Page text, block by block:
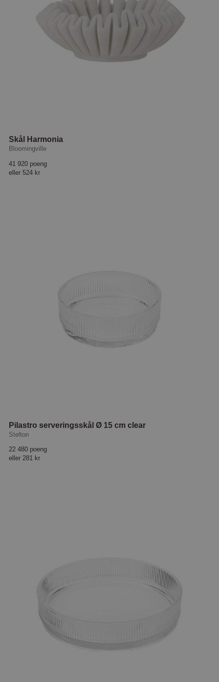
Skål Harmonia
Bloomingville
41 920 poeng
eller 524 kr
Pilastro serveringsskål Ø 15 cm clear
Stelton
22 480 poeng
eller 281 kr